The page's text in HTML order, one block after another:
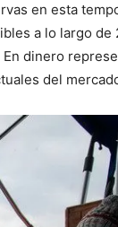
en esta
a lo largo de
dinero
del